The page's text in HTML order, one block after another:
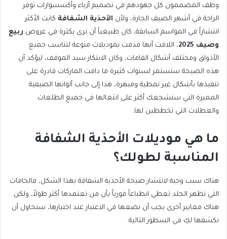
وظف المصممون كل جهودهم في تصميم أزياء وأكسسوارات توفر
الراحة في أشهر الصيف الحارة، ولأن الأحذية الشفافة كانت الأكثر
انتشاراً في المواسم السابقة، كان طبيعياً أن نرى بكثرة في عروض ربيع
وصيف 2025
، اللافت أنها قدمت بموديلات منوعة لتناسب جميع
الأذواق ومختلف أشكال القامات، وكان الابتكار سيد الموقف، ليؤكد أن
هذه الصيحة ستستمر لسنوات كثيرة ما دامت الماركات قادرة على
تنفيذها بأشكال غير نمطية ومبهرة، هذا إلى جانب ألوانها الصيفية
المميزة التي ستشجعك أكثر على انتعالها في جميع الطلعات
والعطلات التي تخططين لها.
ما هي موديلات الأحذية الشفافة
المناسبة لطولك؟
هناك سبب وجيه لانتشار صيحة الأحذية الشفافة بهذا الشكل، فالخامات
التي تظهر الجلد تعطي انطباعاً فورياً بأن من تعتمدها أكثر طولاً، ولكن
هناك معايير أخرى يجب أن نضعها في الاعتبار عند اختيارها، سنحاول أن
نكشفها لكِ في السطور التالية.